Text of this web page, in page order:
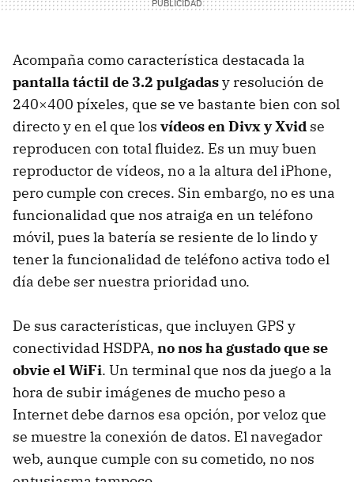
Acompaña como característica destacada la
pantalla táctil de 3.2 pulgadasy resolución de
240×400 píxeles, que se ve bastante bien con sol
directo y en el que los vídeos en Divx y Xvid se
reproducen con total fluidez. Es un muy buen
reproductor de vídeos, no a la altura del iPhone,
pero cumple con creces. Sin embargo, no es una
funcionalidad que nos atraiga en un teléfono
móvil, pues la batería se resiente de lo lindo y
tener la funcionalidad de teléfono activa todo el
día debe ser nuestra prioridad uno.
De sus características, que incluyen GPS y
conectividad HSDPA, no nos ha gustado que se
obvie el WiFi. Un terminal que nos da juego a la
hora de subir imágenes de mucho peso a
Internet debe darnos esa opción, por veloz que
se muestre la conexión de datos. El navegador
web, aunque cumple con su cometido, no nos